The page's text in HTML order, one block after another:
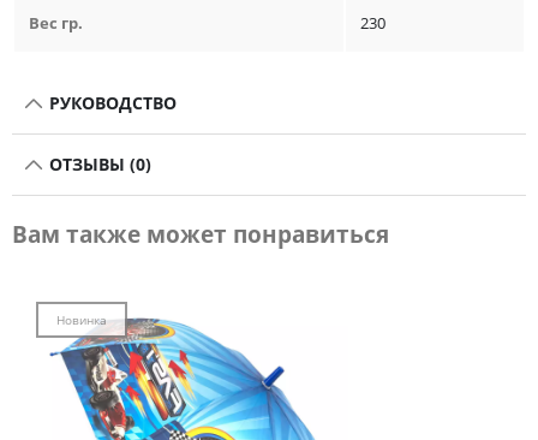
Вес гр. 230
РУКОВОДСТВО
ОТЗЫВЫ (0)
Вам также может понравиться
Новинка